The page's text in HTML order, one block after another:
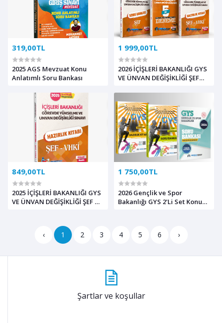
319,00TL
2025 AGS Mevzuat Konu
Anlatımlı Soru Bankası
1 999,00TL
2026 İÇİŞLERİ BAKANLIĞI GYS
VE ÜNVAN DEĞİŞİKLİĞİ ŞEF
- Soru Bankası - Deneme)
849,00TL
2025 İÇİŞLERİ BAKANLIĞI GYS
VE ÜNVAN DEĞİŞİKLİĞİ ŞEF &
1 750,00TL
2026 Gençlik ve Spor
Bakanlığı GYS 2'Li Set Konu
‹ 1 2 3 4 5 6 ›
Şartlar ve koşullar